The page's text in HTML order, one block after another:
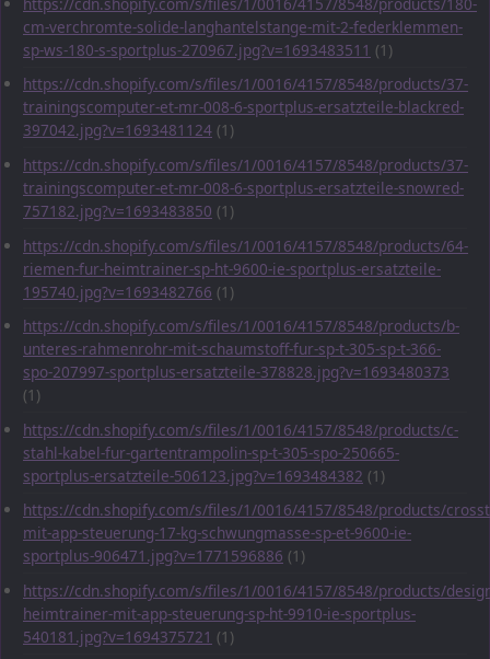
cm-verchromte-solide-langhantelstange-mit-2-federklemmen-
sp-ws-180-s-sportplus-270967.jpg?v=1693483511 (1)
https://cdn.shopify.com/s/files/1/0016/4157/8548/products/37-
trainingscomputer-et-mr-008-6-sportplus-ersatzteile-blackred-
397042.jpg?v=1693481124 (1)
https://cdn.shopify.com/s/files/1/0016/4157/8548/products/37-
trainingscomputer-et-mr-008-6-sportplus-ersatzteile-snowred-
757182.jpg?v=1693483850 (1)
https://cdn.shopify.com/s/files/1/0016/4157/8548/products/64-
riemen-fur-heimtrainer-sp-ht-9600-ie-sportplus-ersatzteile-
195740.jpg?v=1693482766 (1)
https://cdn.shopify.com/s/files/1/0016/4157/8548/products/b-
unteres-rahmenrohr-mit-schaumstoff-fur-sp-t-305-sp-t-366-
spo-207997-sportplus-ersatzteile-378828.jpg?v=1693480373
(1)
https://cdn.shopify.com/s/files/1/0016/4157/8548/products/c-
stahl-kabel-fur-gartentrampolin-sp-t-305-spo-250665-
sportplus-ersatzteile-506123.jpg?v=1693484382 (1)
https://cdn.shopify.com/s/files/1/0016/4157/8548/products/
mit-app-steuerung-17-kg-schwungmasse-sp-et-9600-ie-
sportplus-906471.jpg?v=1771596886 (1)
https://cdn.shopify.com/s/files/1/0016/4157/8548/products/
heimtrainer-mit-app-steuerung-sp-ht-9910-ie-sportplus-
540181.jpg?v=1694375721 (1)